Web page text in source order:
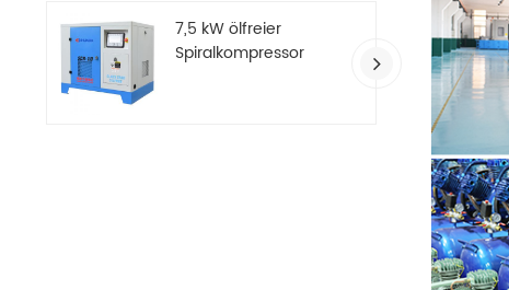
7,5 kW ölfreier
Spiralkompressor